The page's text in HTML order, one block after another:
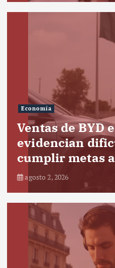
Economía
Ventas de BYD
evidencian
cumplir metas
agosto 2, 2026